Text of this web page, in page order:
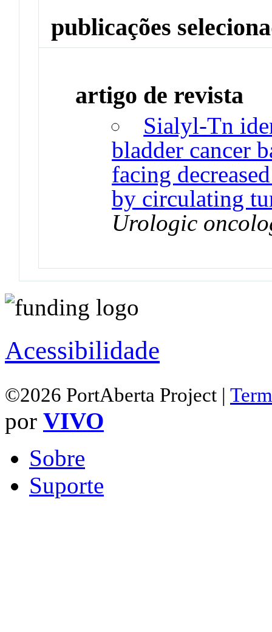
publicações
artigo de revista
Sialyl-Tn
bladder cancer
facing
by circulating
Urologic
Acessibilidade
©2026 PortAberta Project |
por VIVO
Sobre
Suporte